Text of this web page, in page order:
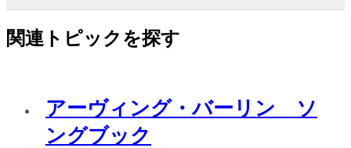
関連トピックを探す
アーヴィング・バーリン ソ
ングブック